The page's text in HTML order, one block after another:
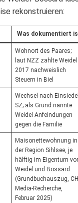
rekonstruieren:
Was dokumentiert
Wohnort des Paares;
laut NZZ zahlte Weidel
2017 nachweislich
Steuern in Biel
Wechsel nach
SZ; als Grund nannte
Weidel Anfeindungen
gegen die Familie
Maisonettewohnung in
der Region Sihlsee, je
hälftig im Eigentum
Weidel und Bossard
(Grundbuchauszug,
Media-Recherche,
Februar 2025)